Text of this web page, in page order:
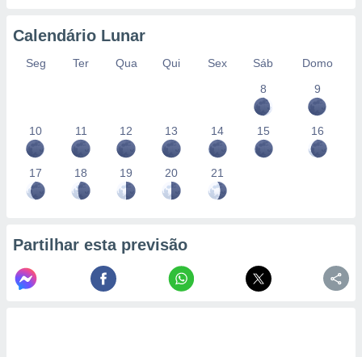
Calendário Lunar
Seg Ter Qua Qui Sex Sáb
Domo
8
9
10 11 12 13 14 15 16
17 18 19 20 21
Partilhar esta previsão